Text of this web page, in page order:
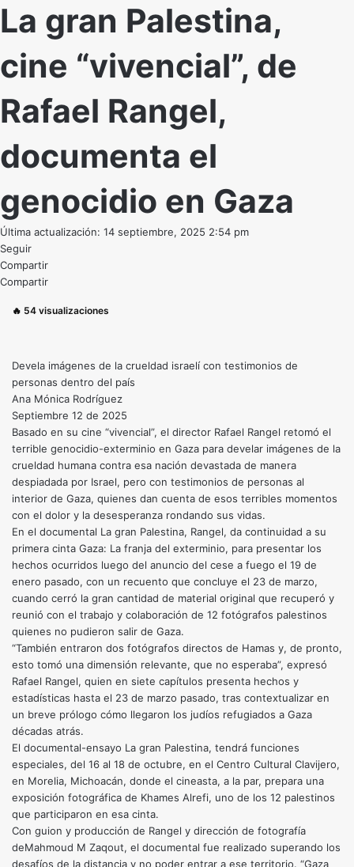
La gran Palestina,
cine “vivencial”, de
Rafael Rangel,
documenta el
genocidio en Gaza
Última actualización: 14 septiembre, 2025 2:54 pm
Seguir
Compartir
Compartir
🔥 54 visualizaciones
Devela imágenes de la crueldad israelí con testimonios de
personas dentro del país
Ana Mónica Rodríguez
Septiembre 12 de 2025
Basado en su cine “vivencial”, el director Rafael Rangel retomó el
terrible genocidio-exterminio en Gaza para develar imágenes de la
crueldad humana contra esa nación devastada de manera
despiadada por Israel, pero con testimonios de personas al
interior de Gaza, quienes dan cuenta de esos terribles momentos
con el dolor y la desesperanza rondando sus vidas.
En el documental La gran Palestina, Rangel, da continuidad a su
primera cinta Gaza: La franja del exterminio, para presentar los
hechos ocurridos luego del anuncio del cese a fuego el 19 de
enero pasado, con un recuento que concluye el 23 de marzo,
cuando cerró la gran cantidad de material original que recuperó y
reunió con el trabajo y colaboración de 12 fotógrafos palestinos
quienes no pudieron salir de Gaza.
“También entraron dos fotógrafos directos de Hamas y, de pronto,
esto tomó una dimensión relevante, que no esperaba”, expresó
Rafael Rangel, quien en siete capítulos presenta hechos y
estadísticas hasta el 23 de marzo pasado, tras contextualizar en
un breve prólogo cómo llegaron los judíos refugiados a Gaza
décadas atrás.
El documental-ensayo La gran Palestina, tendrá funciones
especiales, del 16 al 18 de octubre, en el Centro Cultural Clavijero,
en Morelia, Michoacán, donde el cineasta, a la par, prepara una
exposición fotográfica de Khames Alrefi, uno de los 12 palestinos
que participaron en esa cinta.
Con guion y producción de Rangel y dirección de fotografía
deMahmoud M Zaqout, el documental fue realizado superando los
desafíos de la distancia y no poder entrar a ese territorio. “Gaza